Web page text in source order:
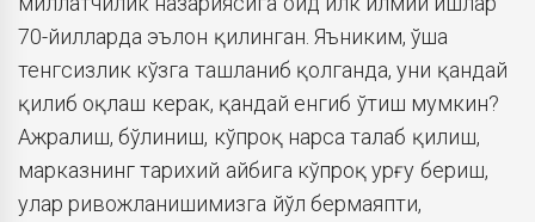
70-йилларда эълон қилинган. Яъниким, ўша
тенгсизлик кўзга ташланиб қолганда, уни қандай
қилиб оқлаш керак, қандай енгиб ўтиш мумкин?
Ажралиш, бўлиниш, кўпроқ нарса талаб қилиш,
марказнинг тарихий айбига кўпроқ урғу бериш,
улар ривожланишимизга йўл бермаяпти,